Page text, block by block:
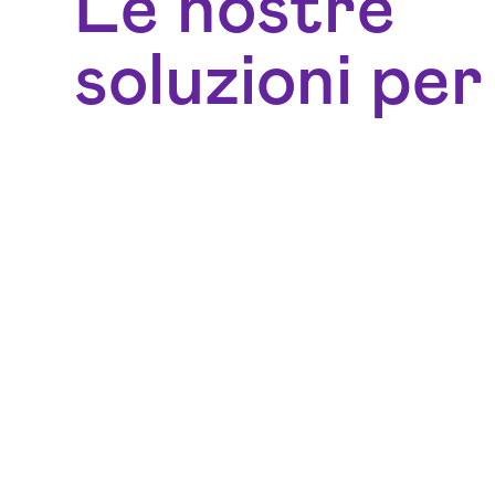
soluzioni